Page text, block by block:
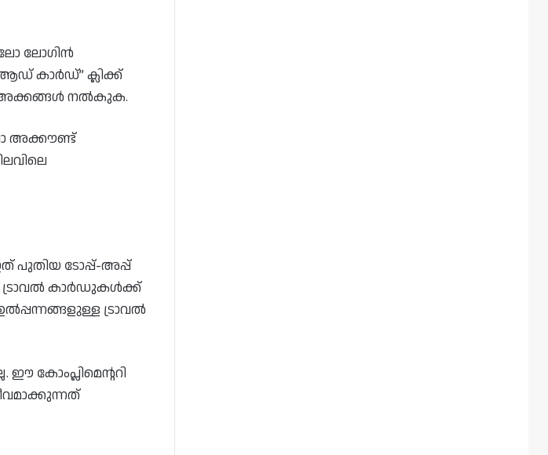
ലോഗിൻ
കാർഡ്” ക്ലിക്ക്
അക്കങ്ങൾ നൽകുക.
അക്കൗണ്ട്
പുതിയ ടോപ്പ്-അപ്പ്
ട്രാവൽ കാർഡുകൾക്ക്
ട്രാവൽ
ഈ കോംപ്ലിമെൻ്ററി